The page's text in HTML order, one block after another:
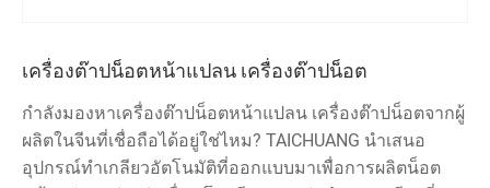
เครื่องต๊าปน็อตหน้าแปลน เครื่องต๊าปน็อต
กำลังมองหาเครื่องต๊าปน็อตหน้าแปลน เครื่องต๊าปน็อตจากผู้
ผลิตในจีนที่เชื่อถือได้อยู่ใช่ไหม? TAICHUANG นำเสนอ
อุปกรณ์ทำเกลียวอัตโนมัติที่ออกแบบมาเพื่อการผลิตน็อต